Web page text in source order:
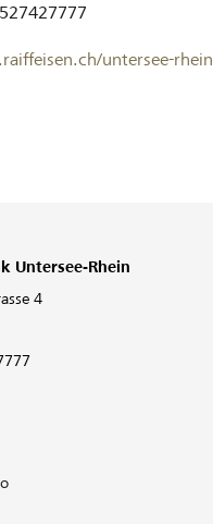
untersee-rhein
Untersee-Rhein
4